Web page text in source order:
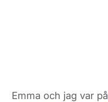
Emma och jag var på